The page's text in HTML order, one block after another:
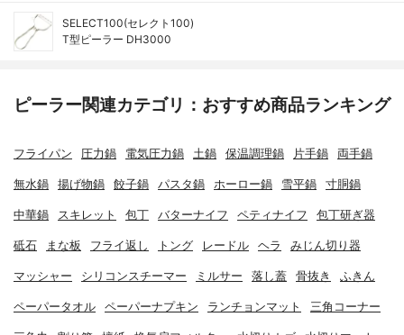
SELECT100(セレクト100)
T型ピーラー DH3000
ピーラー関連カテゴリ：おすすめ商品ランキング
フライパン 圧力鍋 電気圧力鍋 土鍋 保温調理鍋 片手鍋 両手鍋
無水鍋 揚げ物鍋 餃子鍋 パスタ鍋 ホーロー鍋 雪平鍋 寸胴鍋
中華鍋 スキレット 包丁 バターナイフ ペティナイフ 包丁研ぎ器
砥石 まな板 フライ返し トング レードル ヘラ みじん切り器
マッシャー シリコンスチーマー ミルサー 落し蓋 骨抜き ふきん
ペーパータオル ペーパーナプキン ランチョンマット 三角コーナー